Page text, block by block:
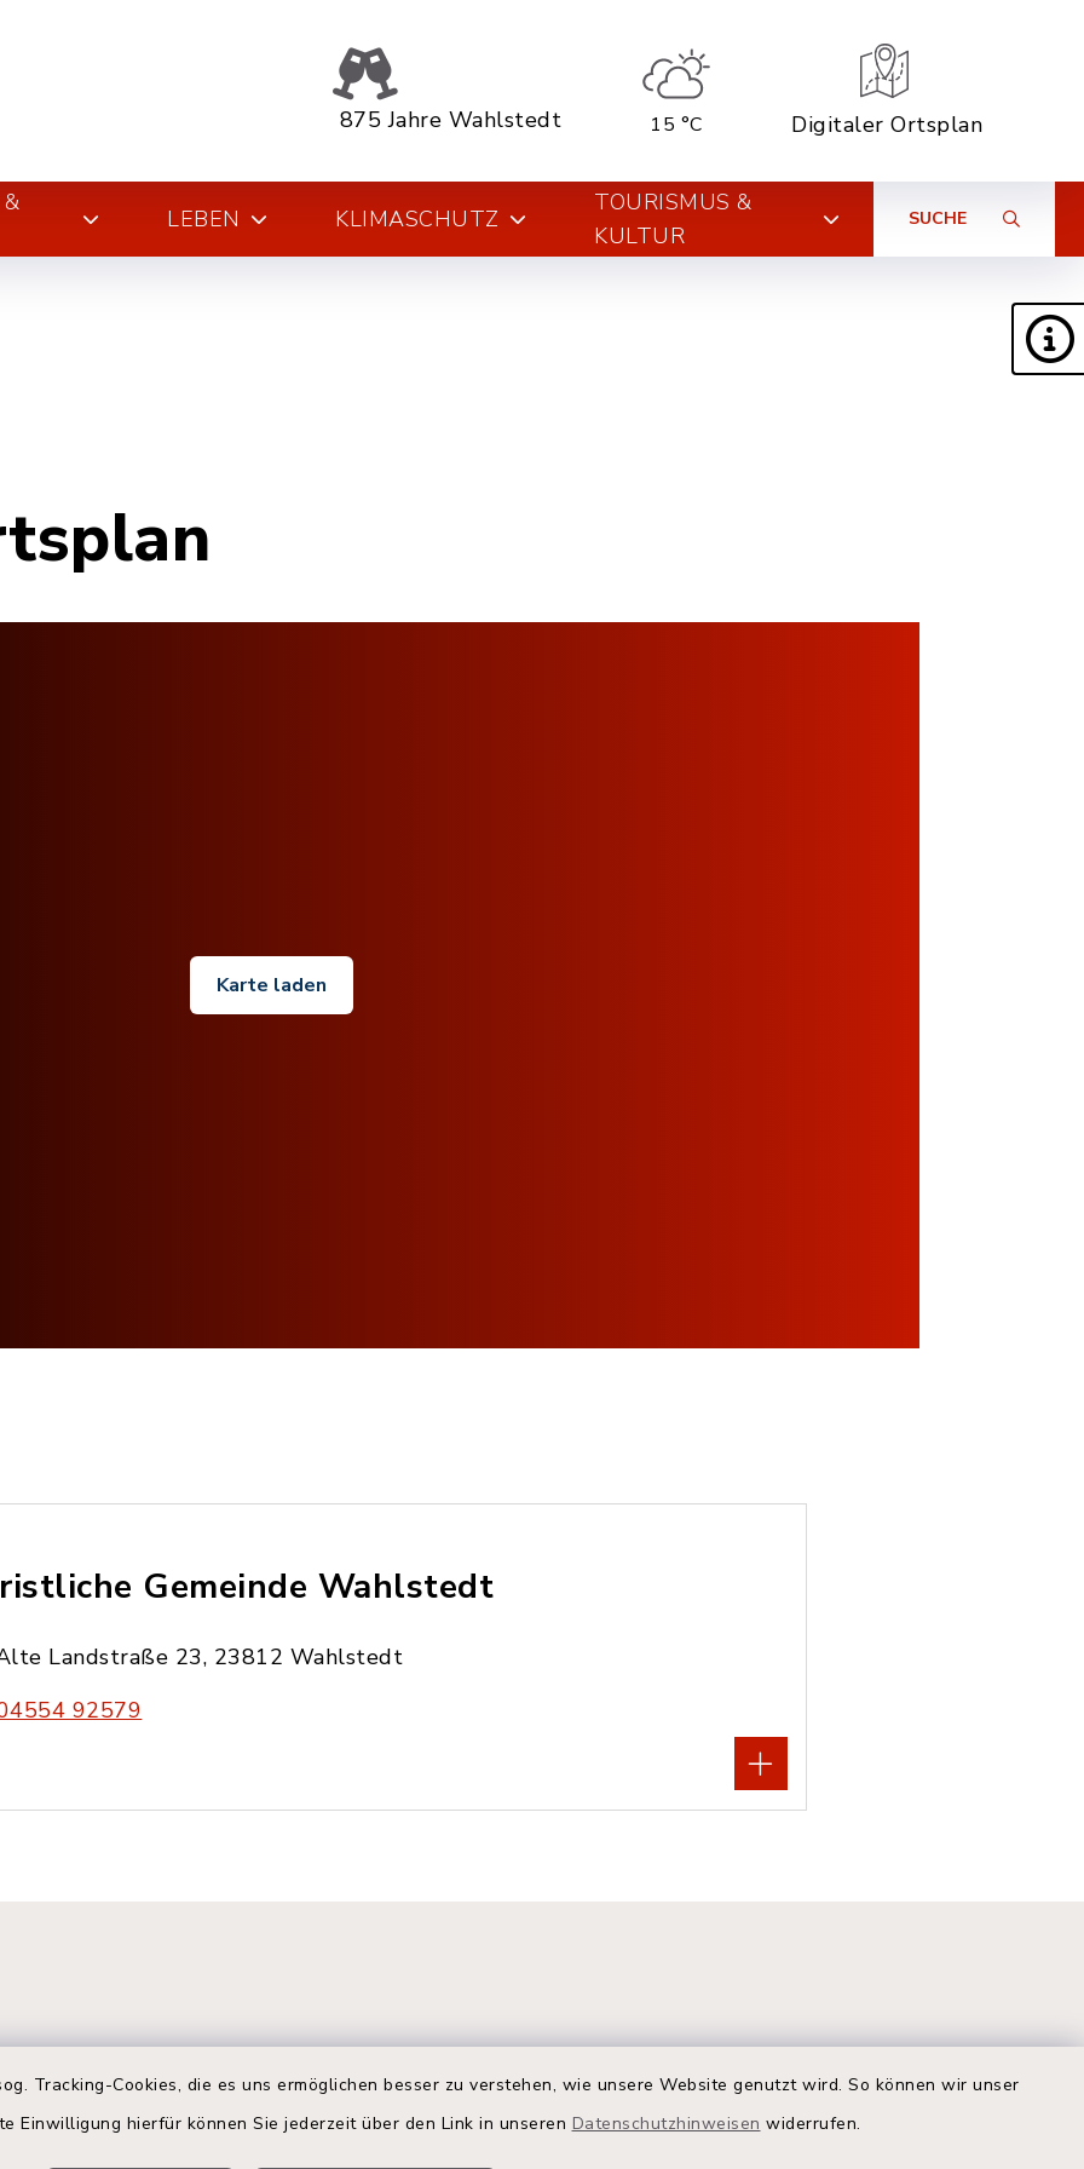
Tracking-Cookies, die es uns ermöglichen besser zu verstehen, wie unsere Website genutzt wird. So können wir unser
Einwilligung hierfür können Sie jederzeit über den Link in unseren Datenschutzhinweisen widerrufen.
875 Jahre Wahlstedt 15 °C Digitaler Ortsplan
LEBEN KLIMASCHUTZ
TOURISMUS &
KULTUR
SUCHE
Karte laden
Gemeinde Wahlstedt
Landstraße 23, 23812 Wahlstedt
92579
Terminbuchung Quicklinks